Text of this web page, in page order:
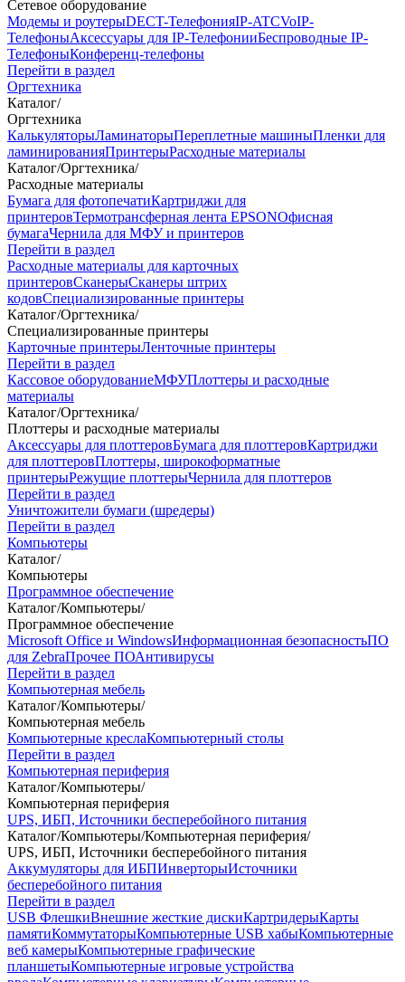
Сетевое оборудование
Модемы и роутерыDECT-ТелефонияIP-ATCVoIP-
ТелефоныАксессуары для IP-ТелефонииБеспроводные IP-
ТелефоныКонференц-телефоны
Перейти в раздел
Оргтехника
Каталог/
Оргтехника
КалькуляторыЛаминаторыПереплетные машиныПленки для
ламинированияПринтерыРасходные материалы
Каталог/Оргтехника/
Расходные материалы
Бумага для фотопечатиКартриджи для
принтеровТермотрансферная лента EPSONОфисная
бумагаЧернила для МФУ и принтеров
Перейти в раздел
Расходные материалы для карточных
принтеровСканерыСканеры штрих
кодовСпециализированные принтеры
Каталог/Оргтехника/
Специализированные принтеры
Карточные принтерыЛенточные принтеры
Перейти в раздел
Кассовое оборудованиеМФУПлоттеры и расходные
материалы
Каталог/Оргтехника/
Плоттеры и расходные материалы
Аксессуары для плоттеровБумага для плоттеровКартриджи
для плоттеровПлоттеры, широкоформатные
принтерыРежущие плоттерыЧернила для плоттеров
Перейти в раздел
Уничтожители бумаги (шредеры)
Перейти в раздел
Компьютеры
Каталог/
Компьютеры
Программное обеспечение
Каталог/Компьютеры/
Программное обеспечение
Microsoft Office и WindowsИнформационная безопасностьПО
для ZebraПрочее ПОАнтивирусы
Перейти в раздел
Компьютерная мебель
Каталог/Компьютеры/
Компьютерная мебель
Компьютерные креслаКомпьютерный столы
Перейти в раздел
Компьютерная периферия
Каталог/Компьютеры/
Компьютерная периферия
UPS, ИБП, Источники бесперебойного питания
Каталог/Компьютеры/Компьютерная периферия/
UPS, ИБП, Источники бесперебойного питания
Аккумуляторы для ИБПИнверторыИсточники
бесперебойного питания
Перейти в раздел
USB ФлешкиВнешние жесткие дискиКартридерыКарты
памятиКоммутаторыКомпьютерные USB хабыКомпьютерные
веб камерыКомпьютерные графические
планшетыКомпьютерные игровые устройства